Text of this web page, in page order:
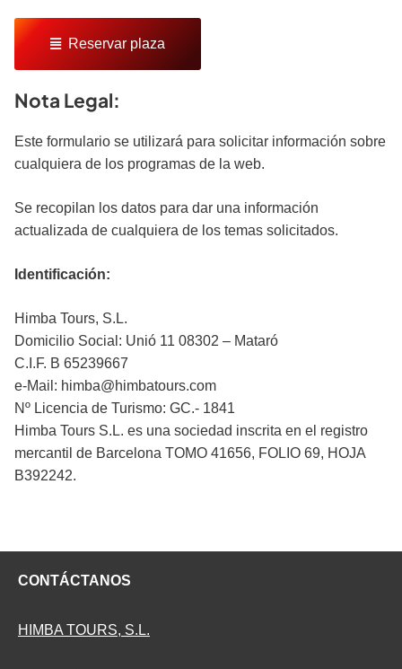
Reservar plaza
Nota Legal:
Este formulario se utilizará para solicitar información sobre
cualquiera de los programas de la web.
Se recopilan los datos para dar una información
actualizada de cualquiera de los temas solicitados.
Identificación:
Himba Tours, S.L.
Domicilio Social: Unió 11 08302 – Mataró
C.I.F. B 65239667
e-Mail: himba@himbatours.com
Nº Licencia de Turismo: GC.- 1841
Himba Tours S.L. es una sociedad inscrita en el registro
mercantil de Barcelona TOMO 41656, FOLIO 69, HOJA
B392242.
CONTÁCTANOS
HIMBA TOURS, S.L.